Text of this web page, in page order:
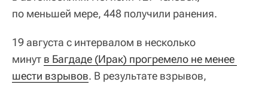
по меньшей мере, 448 получили ранения.
19 августа с интервалом в несколько
минут в Багдаде (Ирак) прогремело не менее
шести взрывов. В результате взрывов,